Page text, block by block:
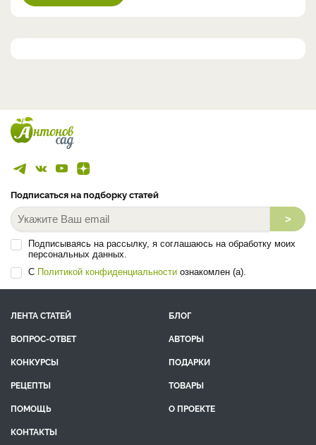
Подписаться на подборку статей
>
Подписываясь на рассылку, я соглашаюсь на обработку моих
персональных данных.
С Политикой конфиденциальности ознакомлен (а).
ЛЕНТА СТАТЕЙ
БЛОГ
ВОПРОС-ОТВЕТ
АВТОРЫ
КОНКУРСЫ
ПОДАРКИ
РЕЦЕПТЫ
ТОВАРЫ
ПОМОЩЬ
О ПРОЕКТЕ
КОНТАКТЫ